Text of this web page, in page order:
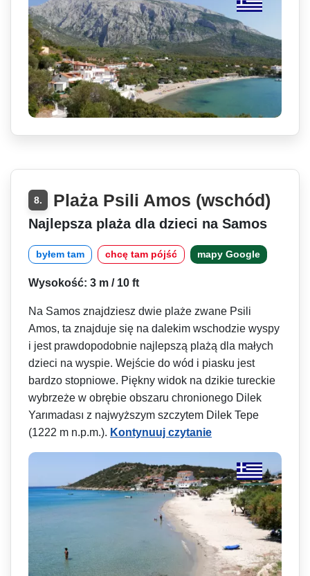
8. Plaża Psili Amos (wschód)
Najlepsza plaża dla dzieci na Samos
byłem tam chcę tam pójść mapy Google
Wysokość: 3 m / 10 ft
Na Samos znajdziesz dwie plaże zwane Psili
Amos, ta znajduje się na dalekim wschodzie wyspy
i jest prawdopodobnie najlepszą plażą dla małych
dzieci na wyspie. Wejście do wód i piasku jest
bardzo stopniowe. Piękny widok na dzikie tureckie
wybrzeże w obrębie obszaru chronionego Dilek
Yarımadası z najwyższym szczytem Dilek Tepe
(1222 m n.p.m.). Kontynuuj czytanie